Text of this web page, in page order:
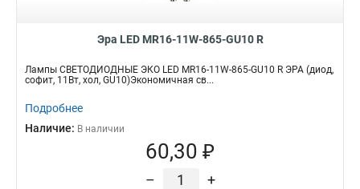
Эра LED MR16-11W-865-GU10 R
Лампы СВЕТОДИОДНЫЕ ЭКО LED MR16-11W-865-GU10 R ЭРА (диод,
софит, 11Вт, хол, GU10)Экономичная св...
Подробнее
Наличие: В наличии
60,30 ₽
– +